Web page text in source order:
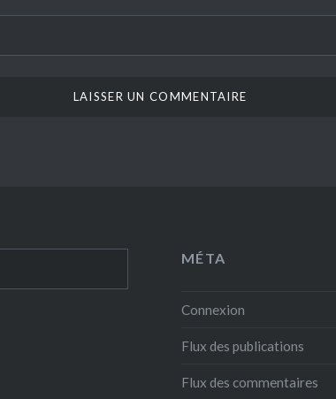
MÉTA
Connexion
Flux des publications
Flux des commentaires